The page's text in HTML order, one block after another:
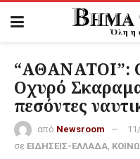
“ΑΘΑΝΑΤΟΙ”:
Οχυρό
πεσόντες
από Newsroom
σε ΕΙΔΗΣΕΙΣ-ΕΛΛΑΔΑ,